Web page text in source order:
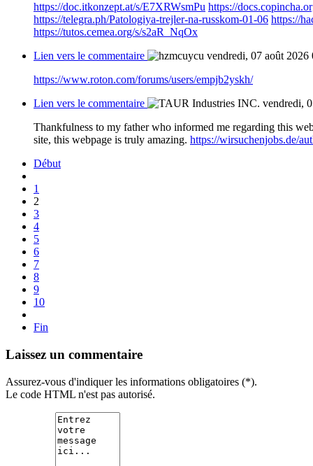
https://doc.itkonzept.at/s/E7XRWsmPu https://
https://telegra.ph/Patologiya-trejler-na-russkom-01-06 https://
https://tutos.cemea.org/s/s2aR_NqOx
Lien vers le commentaire
vendredi, 07 août 2026
https://www.roton.com/forums/users/empjb2yskh/
Lien vers le commentaire
vendredi,
Thankfulness to my father who informed me regarding this
site, this webpage is truly amazing. https://wirsuchenjobs.de/
Début
1
2
3
4
5
6
7
8
9
10
Fin
Laissez un commentaire
Assurez-vous d'indiquer les informations obligatoires (*).
Le code HTML n'est pas autorisé.